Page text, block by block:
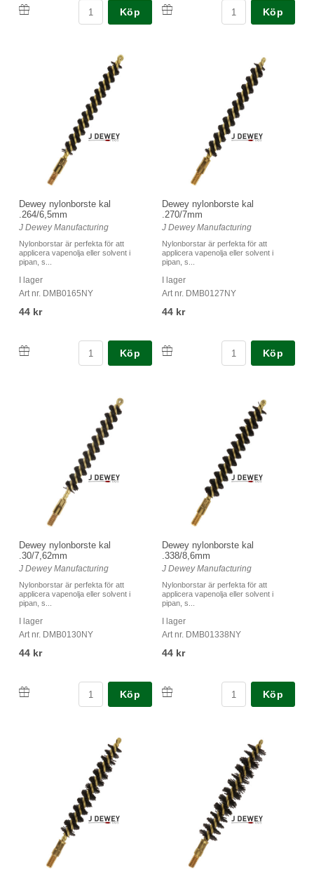
Köp Köp
Dewey nylonborste kal
.264/6,5mm
J Dewey Manufacturing
Nylonborstar är perfekta för att
applicera vapenolja eller solvent i
pipan, s...
I lager
Art nr. DMB0165NY
44 kr
Köp
Dewey nylonborste kal
.270/7mm
J Dewey Manufacturing
Nylonborstar är perfekta för att
applicera vapenolja eller solvent i
pipan, s...
I lager
Art nr. DMB0127NY
44 kr
Köp
Dewey nylonborste kal
.30/7,62mm
J Dewey Manufacturing
Nylonborstar är perfekta för att
applicera vapenolja eller solvent i
pipan, s...
I lager
Art nr. DMB0130NY
44 kr
Köp
Dewey nylonborste kal
.338/8,6mm
J Dewey Manufacturing
Nylonborstar är perfekta för att
applicera vapenolja eller solvent i
pipan, s...
I lager
Art nr. DMB01338NY
44 kr
Köp